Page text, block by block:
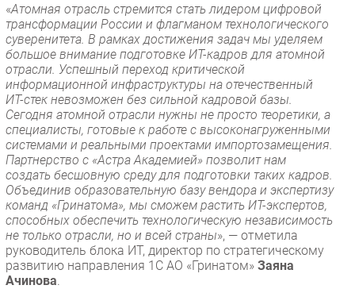
«Атомная отрасль стремится стать лидером цифровой
трансформации России и флагманом технологического
суверенитета. В рамках достижения задач мы уделяем
большое внимание подготовке ИТ-кадров для атомной
отрасли. Успешный переход критической
информационной инфраструктуры на отечественный
ИТ-стек невозможен без сильной кадровой базы.
Сегодня атомной отрасли нужны не просто теоретики, а
специалисты, готовые к работе с высоконагруженными
системами и реальными проектами импортозамещения.
Партнерство с «Астра Академией» позволит нам
создать бесшовную среду для подготовки таких кадров.
Объединив образовательную базу вендора и экспертизу
команд «Гринатома», мы сможем растить ИТ-экспертов,
способных обеспечить технологическую независимость
не только отрасли, но и всей страны», — отметила
руководитель блока ИТ, директор по стратегическому
развитию направления 1С АО «Гринатом» Заяна
Ачинова